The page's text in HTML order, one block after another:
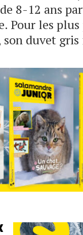
8-12 ans
Pour les
duvet